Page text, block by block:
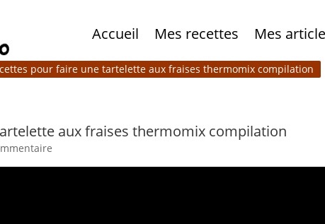
Accueil Mes recettes Mes
pour faire une tartelette aux fraises thermomix compilation
aux fraises thermomix compilation